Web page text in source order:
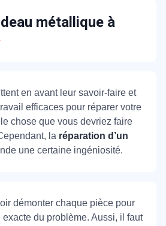
métallique à
en avant leur savoir-faire et
efficaces pour réparer votre
chose que vous devriez faire
la réparation d’un
une certaine ingéniosité.
démonter chaque pièce pour
du problème. Aussi, il faut